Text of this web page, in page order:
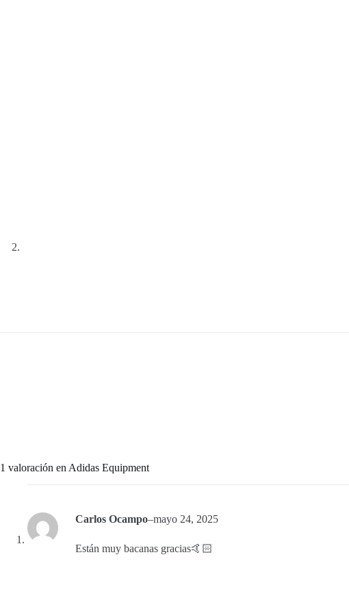
1 valoración en Adidas Equipment
Carlos Ocampo–mayo 24, 2025
Están muy bacanas gracias🤙🏻